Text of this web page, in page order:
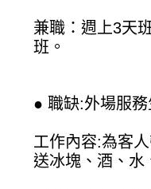
兼職：週上3天
班。
● 職缺:外場服務
工作內容:為客
送冰塊、酒、水